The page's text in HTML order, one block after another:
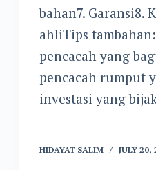
bahan7. Garansi8.
ahliTips
pencacah yang
pencacah rumput
investasi yang
HIDAYAT SALIM JULY 20,